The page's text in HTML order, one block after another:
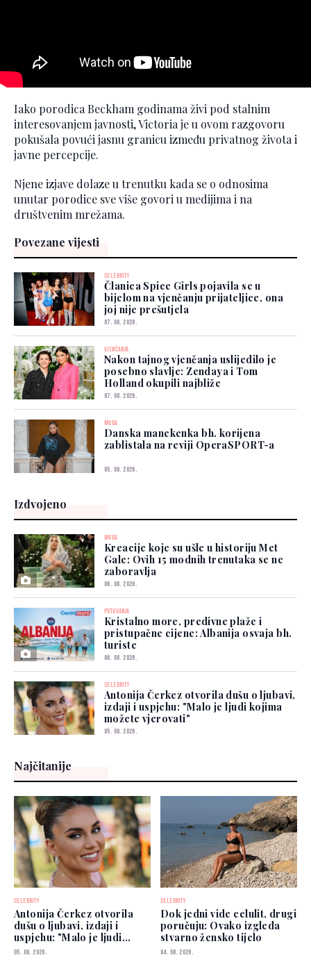
Iako porodica Beckham godinama živi pod stalnim
interesovanjem javnosti, Victoria je u ovom razgovoru
pokušala povući jasnu granicu između privatnog života i
javne percepcije.
Njene izjave dolaze u trenutku kada se o odnosima
unutar porodice sve više govori u medijima i na
društvenim mrežama.
Povezane vijesti
CELEBRITY
Članica Spice Girls pojavila se u
bijelom na vjenčanju prijateljice, ona
joj nije prešutjela
07. 08. 2026.
VJENČANJA
Nakon tajnog vjenčanja uslijedilo je
posebno slavlje: Zendaya i Tom
Holland okupili najbliže
07. 08. 2026.
MODA
Danska manekenka bh. korijena
zablistala na reviji OperaSPORT-a
05. 08. 2026.
Izdvojeno
MODA
Kreacije koje su ušle u historiju Met
Gale: Ovih 15 modnih trenutaka se ne
zaboravlja
06. 08. 2026.
PUTOVANJA
Kristalno more, predivne plaže i
pristupačne cijene: Albanija osvaja bh.
turiste
06. 08. 2026.
CELEBRITY
Antonija Čerkez otvorila dušu o ljubavi,
izdaji i uspjehu: "Malo je ljudi kojima
možete vjerovati"
05. 08. 2026.
Najčitanije
CELEBRITY
Antonija Čerkez otvorila
dušu o ljubavi, izdaji i
uspjehu: "Malo je ljudi
kojima možete vjerovati"
05. 08. 2026.
CELEBRITY
Dok jedni vide celulit, drugi
poručuju: Ovako izgleda
stvarno žensko tijelo
04. 08. 2026.